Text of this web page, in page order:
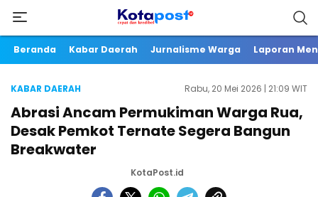
Beranda Kabar Daerah Jurnalisme Warga Laporan
KABAR DAERAH Rabu, 20 Mei 2026 | 21:09 WIT
Abrasi Ancam Permukiman Warga Rua,
Desak Pemkot Ternate Segera Bangun
Breakwater
KotaPost.id